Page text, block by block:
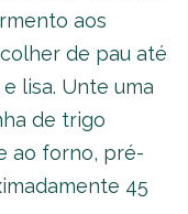
aos
de pau até
lisa. Unte uma
de trigo
ao forno, pré-
45